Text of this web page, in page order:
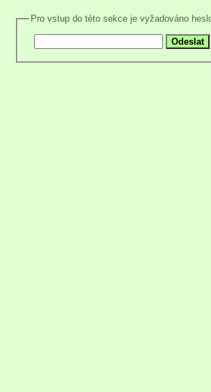
Pro vstup do této sekce je vyžadováno